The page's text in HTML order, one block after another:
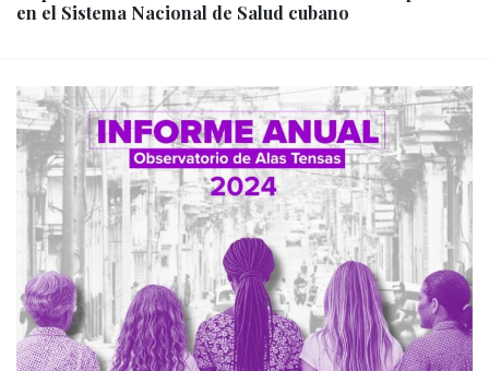
en el Sistema Nacional de Salud cubano